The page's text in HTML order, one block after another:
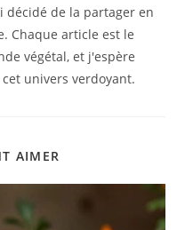
décidé de la partager en
Chaque article est le
végétal, et j'espère
univers verdoyant.
AIMER